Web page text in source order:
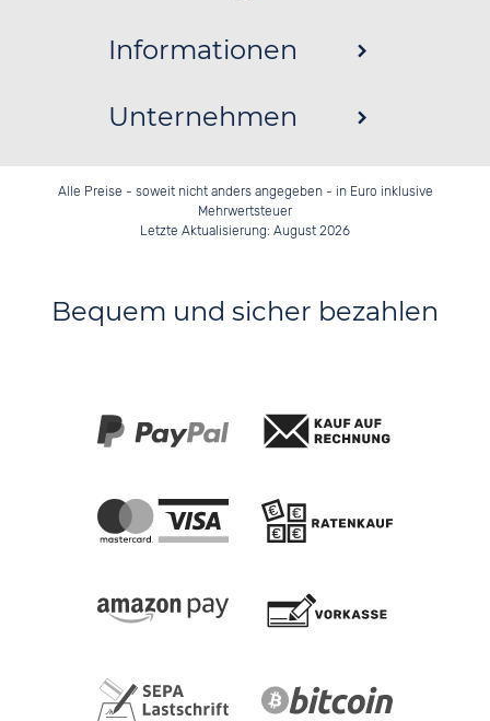
Informationen
Unternehmen
Alle Preise - soweit nicht anders angegeben - in Euro inklusive
Mehrwertsteuer
Letzte Aktualisierung: August 2026
Bequem und sicher bezahlen